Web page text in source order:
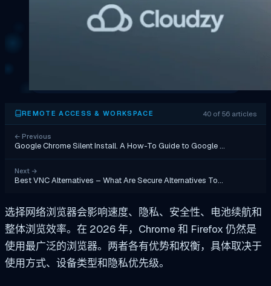
REMOTE ACCESS & WORKSPACE 40 of 56 articles
← Previous
Google Chrome Silent Install. A How-To Guide to Google …
Next →
Best VNC Alternatives – What Are Secure Alternatives To…
选择网络浏览器会影响速度、隐私、安全性、电池续航和
整体浏览效率。在 2026 年，Chrome 和 Firefox 仍然是
使用最广泛的浏览器。两者各有优势和权衡，具体取决于
使用方式、设备类型和隐私优先级。